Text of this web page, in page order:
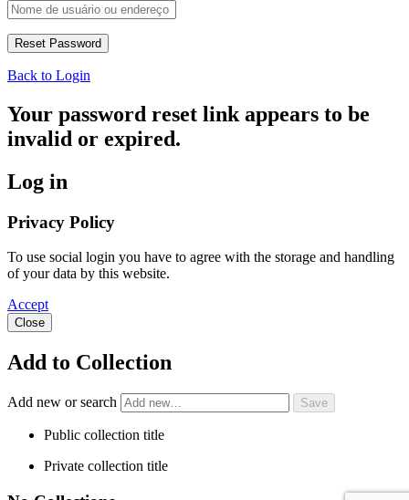
Back to Login
Your password reset link appears to be
invalid or expired.
Log in
Privacy Policy
To use social login you have to agree with the storage and handling
of your data by this website.
Accept
Close
Add to Collection
Add new or search
Public collection title
Private collection title